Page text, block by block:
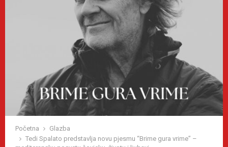
Početna
Glazba
Tedi Spalato predstavlja novu pjesmu “Brime gura vrime” –